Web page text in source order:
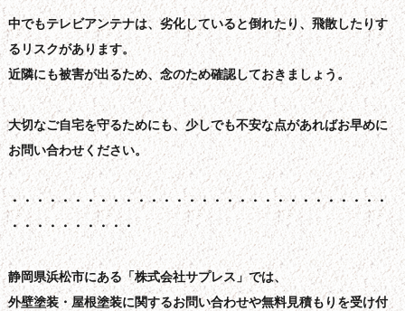
中でもテレビアンテナは、劣化していると倒れたり、飛散したりす
るリスクがあります。
近隣にも被害が出るため、念のため確認しておきましょう。
大切なご自宅を守るためにも、少しでも不安な点があればお早めに
お問い合わせください。
・・・・・・・・・・・・・・・・・・・・・・・・・・・・・・
・・・・・・・・・・
静岡県浜松市にある「株式会社サプレス」では、
外壁塗装・屋根塗装に関するお問い合わせや無料見積もりを受け付